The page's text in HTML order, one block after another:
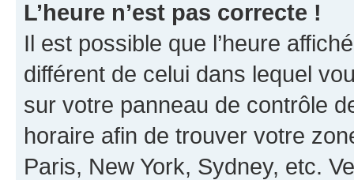
L’heure n’est pas correcte !
Il est possible que l’heure
différent de celui dans lequel
sur votre panneau de contrôle
horaire afin de trouver votre
Paris, New York, Sydney, etc.